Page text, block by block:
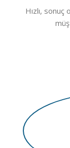
Hızlı,